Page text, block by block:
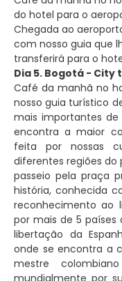
do hotel para o
Chegada ao
com nosso guia que
transferirá para o
Dia 5. Bogotá - City
Café da manhã no
nosso guia turístico
mais importantes de
encontra a maior
feita por nossas
diferentes regiões do
passeio pela praça
história, conhecida
reconhecimento ao
por mais de 5 países
libertação da
onde se encontra a
mestre
mundialmente por